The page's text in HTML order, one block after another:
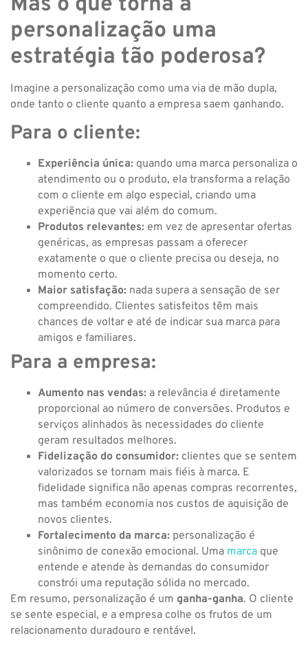
personalização uma
estratégia tão poderosa?
Imagine a personalização como uma via de mão dupla,
onde tanto o cliente quanto a empresa saem ganhando.
Para o cliente:
Experiência única: quando uma marca personaliza o
atendimento ou o produto, ela transforma a relação
com o cliente em algo especial, criando uma
experiência que vai além do comum.
Produtos relevantes: em vez de apresentar ofertas
genéricas, as empresas passam a oferecer
exatamente o que o cliente precisa ou deseja, no
momento certo.
Maior satisfação: nada supera a sensação de ser
compreendido. Clientes satisfeitos têm mais
chances de voltar e até de indicar sua marca para
amigos e familiares.
Para a empresa:
Aumento nas vendas: a relevância é diretamente
proporcional ao número de conversões. Produtos e
serviços alinhados às necessidades do cliente
geram resultados melhores.
Fidelização do consumidor: clientes que se sentem
valorizados se tornam mais fiéis à marca. E
fidelidade significa não apenas compras recorrentes,
mas também economia nos custos de aquisição de
novos clientes.
Fortalecimento da marca: personalização é
sinônimo de conexão emocional. Uma marca que
entende e atende às demandas do consumidor
constrói uma reputação sólida no mercado.
Em resumo, personalização é um ganha-ganha. O cliente
se sente especial, e a empresa colhe os frutos de um
relacionamento duradouro e rentável.